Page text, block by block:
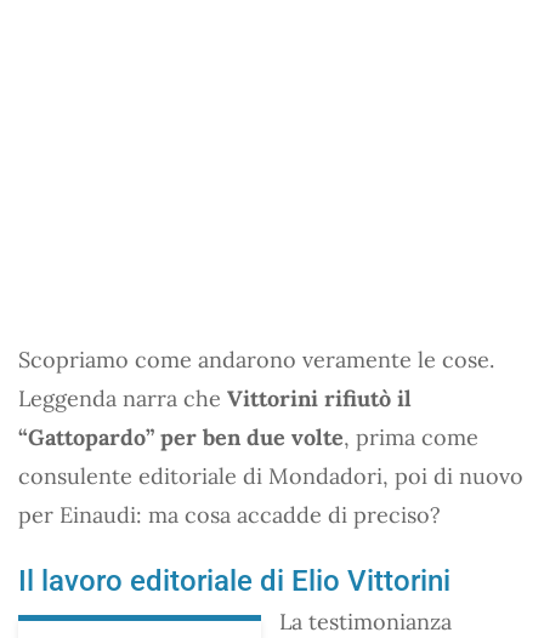
Scopriamo come andarono veramente le cose.
Leggenda narra che Vittorini rifiutò il
“Gattopardo” per ben due volte, prima come
consulente editoriale di Mondadori, poi di nuovo
per Einaudi: ma cosa accadde di preciso?
Il lavoro editoriale di Elio Vittorini
La testimonianza